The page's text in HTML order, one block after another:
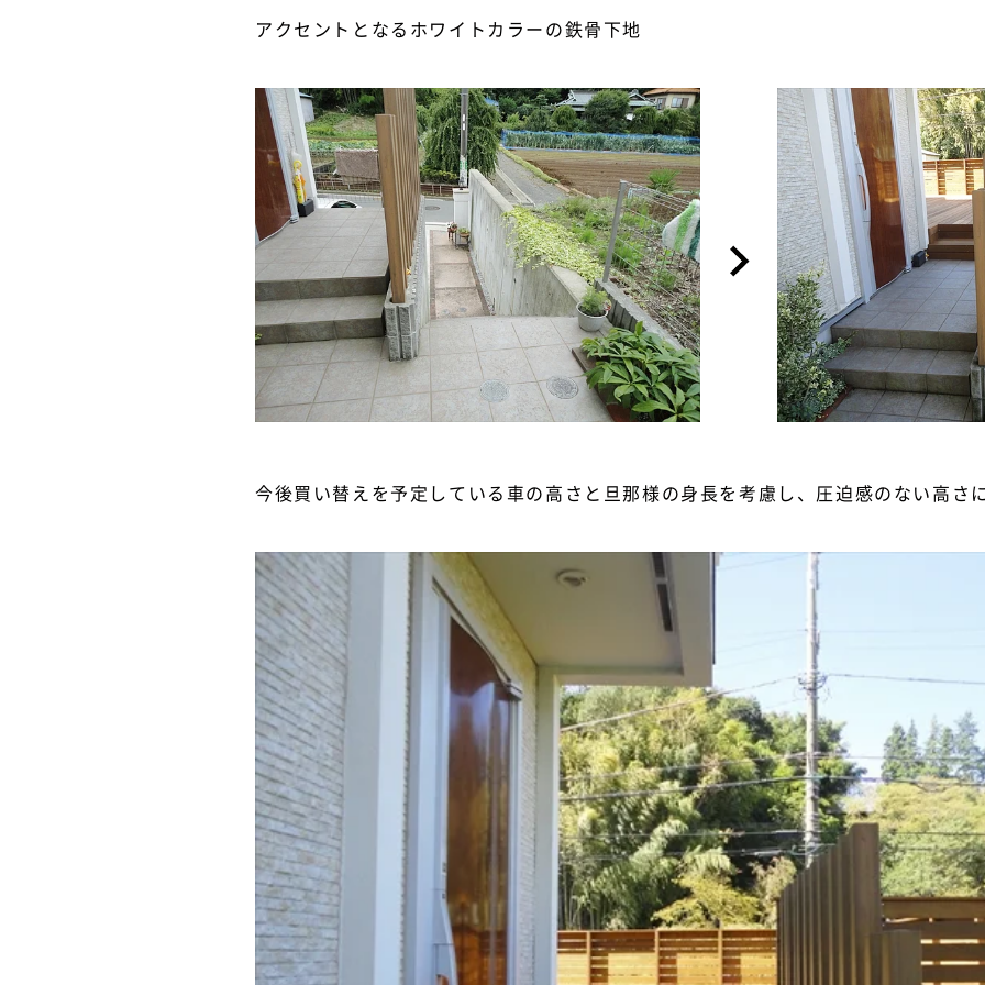
アクセントとなるホワイトカラーの鉄骨下地
今後買い替えを予定している車の高さと旦那様の身長を考慮し、圧迫感のない高さ